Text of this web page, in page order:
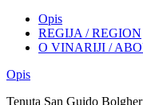
Opis
REGIJA / REGION
O VINARIJI /
Opis
Tenuta San Guido